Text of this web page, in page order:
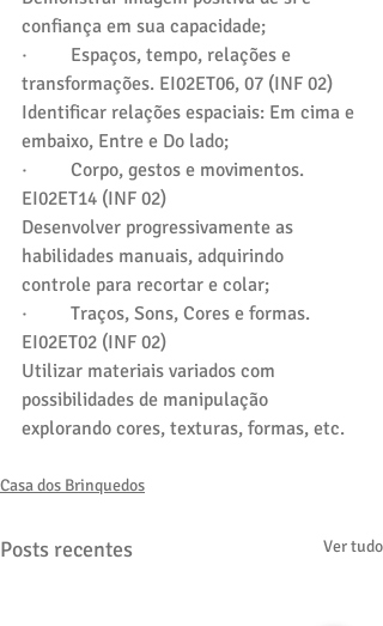
confiança em sua capacidade;
·         Espaços, tempo, relações e
transformações. EI02ET06, 07 (INF 02)
Identificar relações espaciais: Em cima e
embaixo, Entre e Do lado;
·         Corpo, gestos e movimentos.
EI02ET14 (INF 02)
Desenvolver progressivamente as
habilidades manuais, adquirindo
controle para recortar e colar;
·         Traços, Sons, Cores e formas.
EI02ET02 (INF 02)
Utilizar materiais variados com
possibilidades de manipulação
explorando cores, texturas, formas, etc.
Casa dos Brinquedos
Posts recentes Ver tudo